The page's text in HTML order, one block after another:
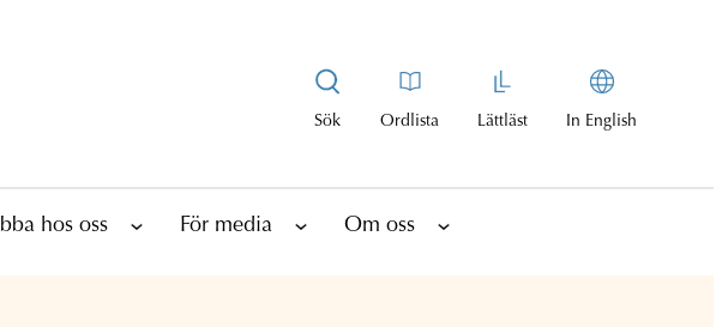
Sök Ordlista Lättläst In English
hos oss För media Om oss